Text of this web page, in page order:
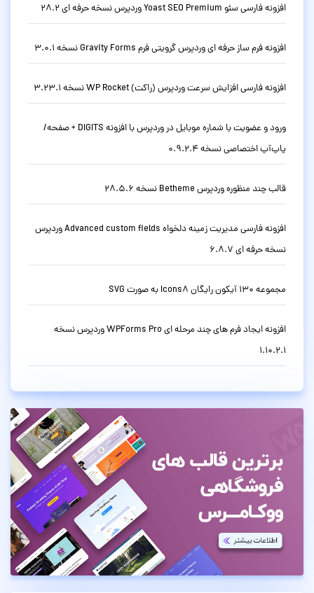
افزونه فارسی سئو Yoast SEO Premium وردپرس نسخه حرفه ای 28.2
افزونه فرم ساز حرفه ای وردپرس گرویتی فرم Gravity Forms نسخه 3.0.1
افزونه فارسی افزایش سرعت وردپرس (راکت) WP Rocket نسخه 3.23.1
ورود و عضویت با شماره موبایل در وردپرس با افزونه DIGITS + صفحه/
پاپ‌آپ اختصاصی نسخه 0.9.2.4
قالب چند منظوره وردپرس Betheme نسخه 28.5.6
افزونه فارسی مدیریت زمینه دلخواه Advanced custom fields وردپرس
نسخه حرفه ای 6.8.7
مجموعه 130 آیکون رایگان Icons8 به صورت SVG
افزونه ایجاد فرم های چند مرحله ای WPForms Pro وردپرس نسخه
1.10.2.1